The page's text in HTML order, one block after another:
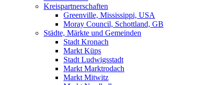
Kreispartnerschaften
Greenville, Mississippi, USA
Moray Council, Schottland, GB
Städte, Märkte und Gemeinden
Stadt Kronach
Markt Küps
Stadt Ludwigsstadt
Markt Marktrodach
Markt Mitwitz